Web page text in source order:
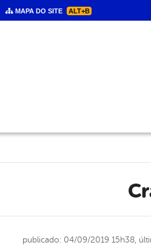
MAPA DO SITE ALT+B
publicado: 04/09/2019 15h38,